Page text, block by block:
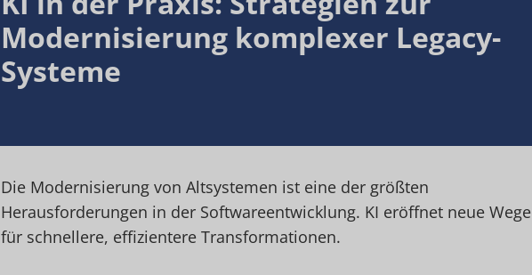
Modernisierung komplexer Legacy-
Systeme
Die Modernisierung von Altsystemen ist eine der größten
Herausforderungen in der Softwareentwicklung. KI eröffnet neue Wege
für schnellere, effizientere Transformationen.